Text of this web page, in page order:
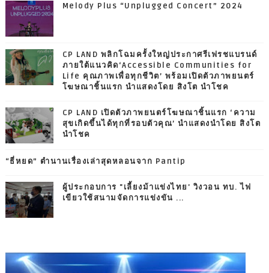
Melody Plus “Unplugged Concert” 2024
CP LAND พลิกโฉมครั้งใหญ่ประกาศรีเฟรชแบรนด์
ภายใต้แนวคิด‘Accessible Communities for
Life คุณภาพเพื่อทุกชีวิต’ พร้อมเปิดตัวภาพยนตร์
โฆษณาชิ้นแรก นำแสดงโดย สิงโต นำโชค
CP LAND เปิดตัวภาพยนตร์โฆษณาชิ้นแรก ‘ความ
สุขเกิดขึ้นได้ทุกที่รอบตัวคุณ’ นำแสดงนำโดย สิงโต
นำโชค
“ธี่หยด” ตำนานเรื่องเล่าสุดหลอนจาก Pantip
ผู้ประกอบการ "เลี้ยงม้าแข่งไทย' วิงวอน ทบ. ไฟ
เขียวใช้สนามจัดการแข่งขัน ...